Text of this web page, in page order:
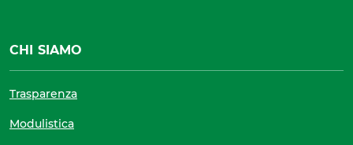
CHI SIAMO
Trasparenza
Modulistica